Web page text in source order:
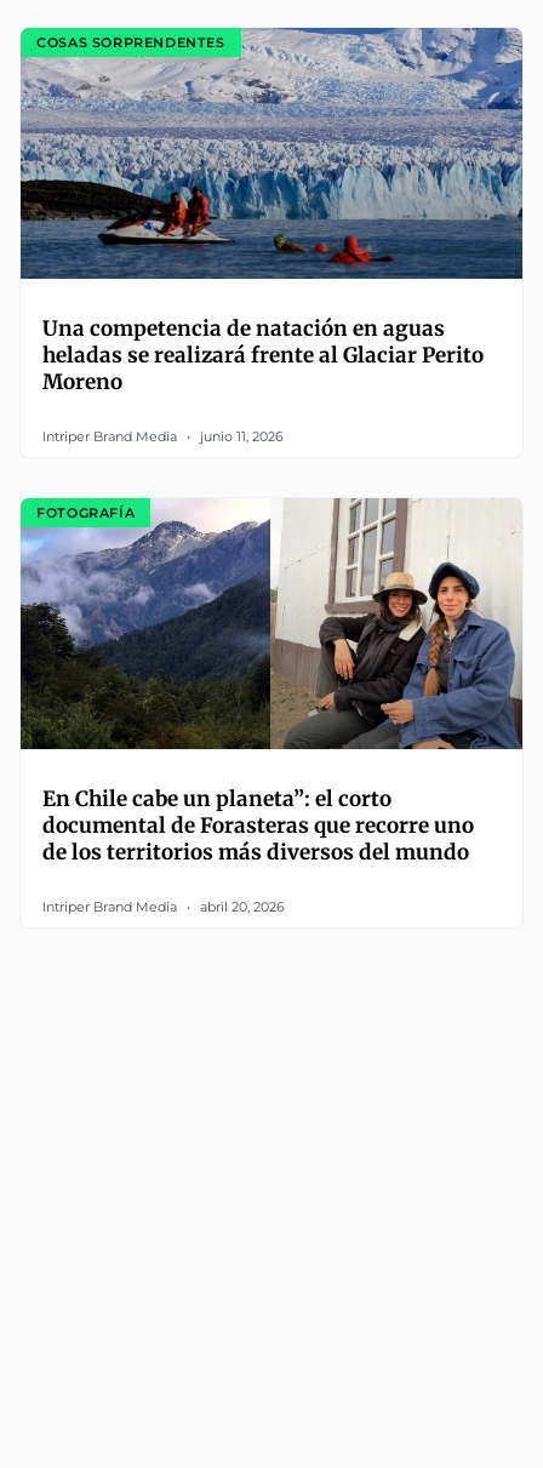
COSAS SORPRENDENTES
Una competencia de natación en aguas
heladas se realizará frente al Glaciar Perito
Moreno
Intriper Brand Media junio 11, 2026
FOTOGRAFÍA
En Chile cabe un planeta”: el corto
documental de Forasteras que recorre uno
de los territorios más diversos del mundo
Intriper Brand Media abril 20, 2026